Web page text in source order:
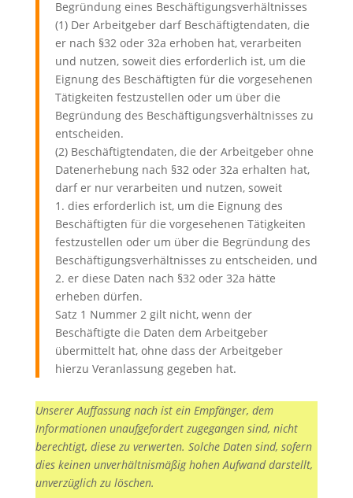
Begründung eines Beschäftigungsverhältnisses
(1) Der Arbeitgeber darf Beschäftigtendaten, die
er nach §32 oder 32a erhoben hat, verarbeiten
und nutzen, soweit dies erforderlich ist, um die
Eignung des Beschäftigten für die vorgesehenen
Tätigkeiten festzustellen oder um über die
Begründung des Beschäftigungsverhältnisses zu
entscheiden.
(2) Beschäftigtendaten, die der Arbeitgeber ohne
Datenerhebung nach §32 oder 32a erhalten hat,
darf er nur verarbeiten und nutzen, soweit
1. dies erforderlich ist, um die Eignung des
Beschäftigten für die vorgesehenen Tätigkeiten
festzustellen oder um über die Begründung des
Beschäftigungsverhältnisses zu entscheiden, und
2. er diese Daten nach §32 oder 32a hätte
erheben dürfen.
Satz 1 Nummer 2 gilt nicht, wenn der
Beschäftigte die Daten dem Arbeitgeber
übermittelt hat, ohne dass der Arbeitgeber
hierzu Veranlassung gegeben hat.
Unserer Auffassung nach ist ein Empfänger, dem
Informationen unaufgefordert zugegangen sind, nicht
berechtigt, diese zu verwerten. Solche Daten sind, sofern
dies keinen unverhältnismäßig hohen Aufwand darstellt,
unverzüglich zu löschen.